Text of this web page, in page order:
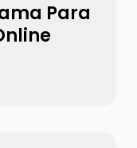
Para